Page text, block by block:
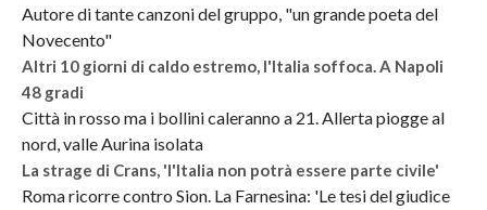
Autore di tante canzoni del gruppo, "un grande poeta del
Novecento"
Altri 10 giorni di caldo estremo, l'Italia soffoca. A Napoli
48 gradi
Città in rosso ma i bollini caleranno a 21. Allerta piogge al
nord, valle Aurina isolata
La strage di Crans, 'l'Italia non potrà essere parte civile'
Roma ricorre contro Sion. La Farnesina: 'Le tesi del giudice